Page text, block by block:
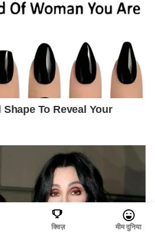
क्विज़ मीम दुनिया